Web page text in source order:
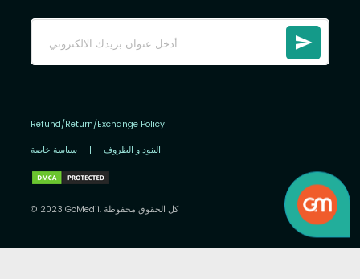
Refund/Return/Exchange Policy
سياسة خاصة | البنود و الظروف
© 2023 GoMedii. كل الحقوق محفوظة